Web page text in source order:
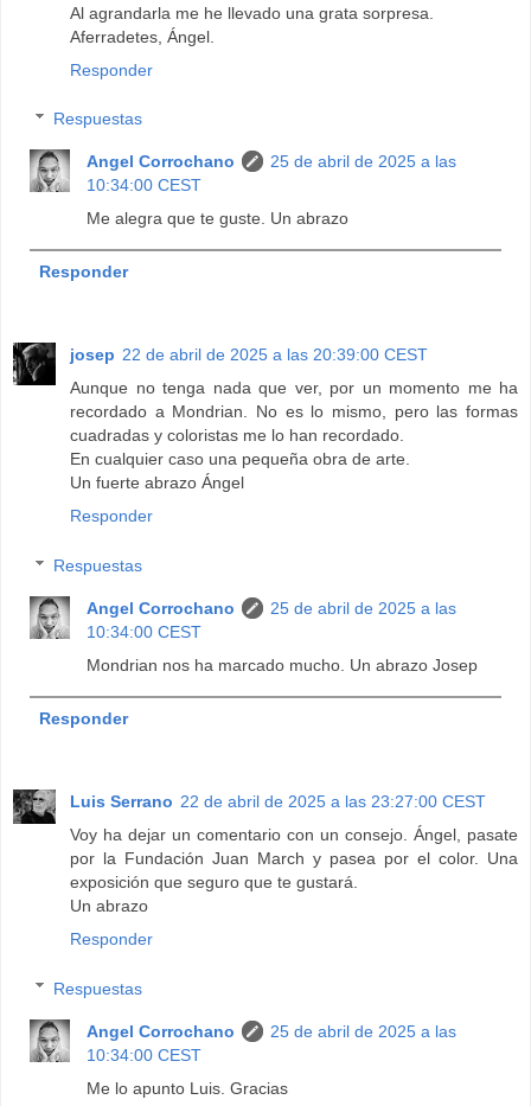
Al agrandarla me he llevado una grata sorpresa.
Aferradetes, Ángel.
Responder
Respuestas
Angel Corrochano
25 de abril de 2025 a las
10:34:00 CEST
Me alegra que te guste. Un abrazo
Responder
josep 22 de abril de 2025 a las 20:39:00 CEST
Aunque no tenga nada que ver, por un momento me ha
recordado a Mondrian. No es lo mismo, pero las formas
cuadradas y coloristas me lo han recordado.
En cualquier caso una pequeña obra de arte.
Un fuerte abrazo Ángel
Responder
Respuestas
Angel Corrochano
25 de abril de 2025 a las
10:34:00 CEST
Mondrian nos ha marcado mucho. Un abrazo Josep
Responder
Luis Serrano 22 de abril de 2025 a las 23:27:00 CEST
Voy ha dejar un comentario con un consejo. Ángel, pasate
por la Fundación Juan March y pasea por el color. Una
exposición que seguro que te gustará.
Un abrazo
Responder
Respuestas
Angel Corrochano
25 de abril de 2025 a las
10:34:00 CEST
Me lo apunto Luis. Gracias